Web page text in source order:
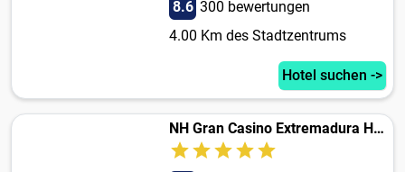
8.6 300 bewertungen
4.00 Km des Stadtzentrums
Hotel suchen ->
NH Gran Casino Extremadura Hotel